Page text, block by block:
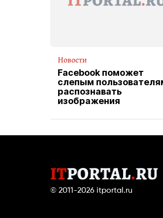
Новости
Facebook поможет
слепым
распознавать
изображения
© 2011-2026 itportal.ru